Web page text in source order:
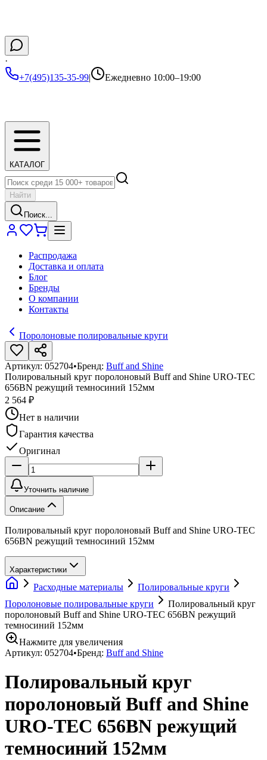
·
+7(495)135-35-99| Ежедневно 10:00–19:00
КАТАЛОГ
Найти
Поиск...
Распродажа
Доставка и оплата
Блог
Бренды
О компании
Контакты
Поролоновые полировальные круги
Артикул: 052704•Бренд: Buff and Shine
Полировальный круг поролоновый Buff and Shine URO-TEC
656BN режущий темносиний 152мм
2 564 ₽
Нет в наличии
Гарантия качества
Оригинал
Уточнить наличие
Описание
Полировальный круг поролоновый Buff and Shine URO-TEC
656BN режущий темносиний 152мм
Характеристики
Расходные материалы
Полировальные круги
Поролоновые полировальные круги
Полировальный круг
поролоновый Buff and Shine URO-TEC 656BN режущий
темносиний 152мм
Нажмите для увеличения
Артикул: 052704•Бренд: Buff and Shine
Полировальный круг
поролоновый Buff and Shine
URO-TEC 656BN режущий
темносиний 152мм